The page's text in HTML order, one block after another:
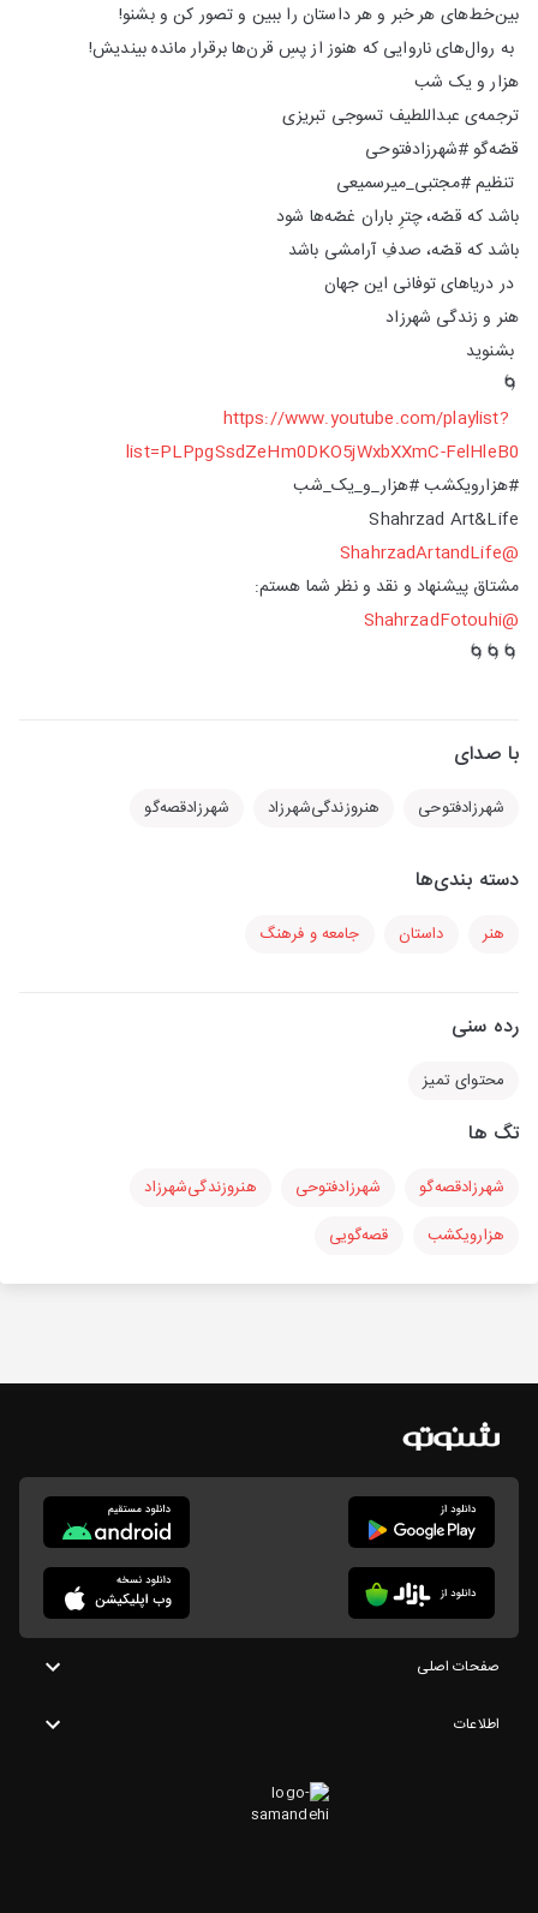
بین‌خط‌های هر خبر و هر داستان را ببین و تصور کن و بشنو!
به روال‌های ناروایی که هنوز از پسِ قرن‌ها برقرار مانده بیندیش!
هزار و یک شب
ترجمه‌ی عبداللطیف تسوجی تبریزی
قصّه‌گو #شهرزادفتوحی
تنظیم #مجتبی_میر‌سمیعی
باشد که قصّه، چترِ باران غصّه‌ها شود
باشد که قصّه، صدفِ آرامشی باشد
در دریا‌های توفانی این جهان
هنر و زندگی شهرزاد
بشنوید
🌀
https://www.youtube.com/playlist?
list=PLPpgSsdZeHm0DKO5jWxbXXmC-FelHleB0
#هزارویکشب #هزار_و_یک_شب
Shahrzad Art&Life
@ShahrzadArtandLife
مشتاق پیشنهاد و نقد و نظر شما هستم:
@ShahrzadFotouhi
🌀🌀🌀
با صدای
شهرزادفتوحی هنرو‌زندگی‌شهرزاد شهرزادقصه‌گو
دسته بندی‌ها
هنر داستان جامعه و فرهنگ
رده سنی
محتوای تمیز
تگ ها
شهرزادقصه‌گو شهرزادفتوحی
هنرو‌زندگی‌شهرزاد
هزارویکشب
قصه‌گویی
صفحات اصلی
اطلاعات